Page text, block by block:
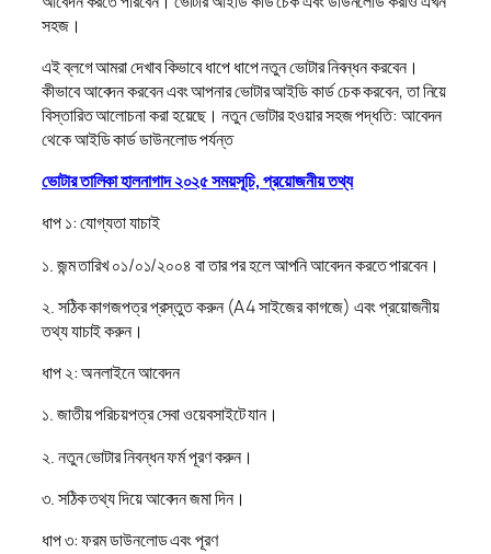
সহজ।
এই ব্লগে আমরা দেখাব কিভাবে ধাপে ধাপে নতুন ভোটার নিবন্ধন করবেন।
কীভাবে আবেদন করবেন এবং আপনার ভোটার আইডি কার্ড চেক করবেন, তা নিয়ে
বিস্তারিত আলোচনা করা হয়েছে। নতুন ভোটার হওয়ার সহজ পদ্ধতি: আবেদন
থেকে আইডি কার্ড ডাউনলোড পর্যন্ত
ভোটার তালিকা হালনাগাদ ২০২৫ সময়সূচি, প্রয়োজনীয় তথ্য
ধাপ ১: যোগ্যতা যাচাই
১. জন্ম তারিখ ০১/০১/২০০৪ বা তার পর হলে আপনি আবেদন করতে পারবেন।
২. সঠিক কাগজপত্র প্রস্তুত করুন (A4 সাইজের কাগজে) এবং প্রয়োজনীয়
তথ্য যাচাই করুন।
ধাপ ২: অনলাইনে আবেদন
১. জাতীয় পরিচয়পত্র সেবা ওয়েবসাইটে যান।
২. নতুন ভোটার নিবন্ধন ফর্ম পূরণ করুন।
৩. সঠিক তথ্য দিয়ে আবেদন জমা দিন।
ধাপ ৩: ফরম ডাউনলোড এবং পূরণ